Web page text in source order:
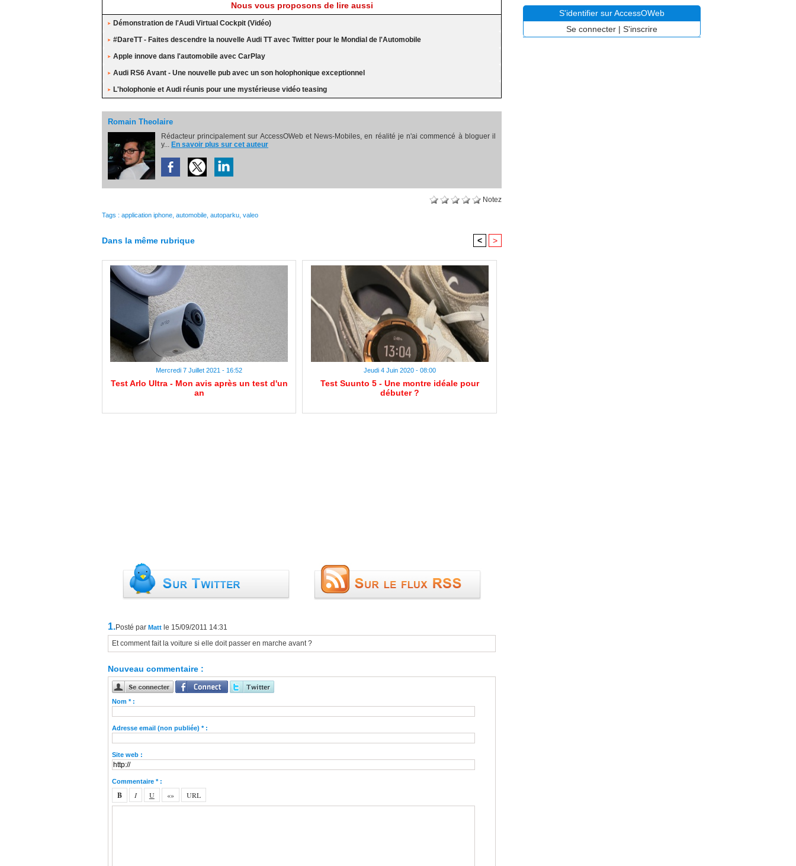
Nous vous proposons de lire aussi
Démonstration de l'Audi Virtual Cockpit (Vidéo)
#DareTT - Faites descendre la nouvelle Audi TT avec Twitter pour le Mondial de l'Automobile
Apple innove dans l'automobile avec CarPlay
Audi RS6 Avant - Une nouvelle pub avec un son holophonique exceptionnel
L'holophonie et Audi réunis pour une mystérieuse vidéo teasing
Romain Theolaire
Rédacteur principalement sur AccessOWeb et News-Mobiles, en réalité je n'ai commencé à bloguer il
y... En savoir plus sur cet auteur
Notez
Tags : application iphone automobile autoparku valeo
Dans la même rubrique < >
Mercredi 7 Juillet 2021 - 16:52
Test Arlo Ultra - Mon avis après un test d'un
an
Jeudi 4 Juin 2020 - 08:00
Test Suunto 5 - Une montre idéale pour
débuter ?
1.Posté par Matt le 15/09/2011 14:31
Et comment fait la voiture si elle doit passer en marche avant ?
Nouveau commentaire :
Nom * :
Adresse email (non publiée) * :
Site web :
Commentaire * :
S'identifier sur AccessOWeb
Se connecter | S'inscrire